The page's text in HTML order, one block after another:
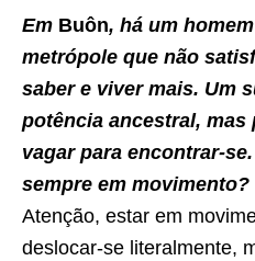
Em Buôn, há um
metrópole que não
saber e viver mais. Um
potência ancestral,
vagar para encontrar-
sempre em movimento?
Atenção, estar em
deslocar-se literalmente,